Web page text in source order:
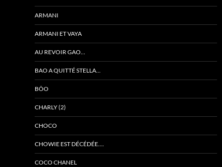
ARMANI
ARMANI ET VAYA
AU REVOIR GAO…
BAO A QUITTÉ STELLA…
BÔO
CHARLY (2)
CHOCO
CHOWIE EST DÉCÉDÉE….
COCO CHANEL